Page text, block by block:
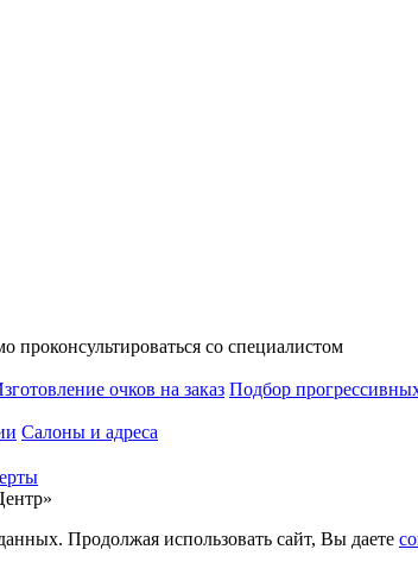
проконсультироваться со специалистом
очков на заказ Подбор
Салоны и адреса
Продолжая использовать сайт, Вы даете